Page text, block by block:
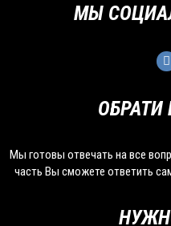
Мы готовы отвечать на все
часть Вы сможете ответить
МЫ